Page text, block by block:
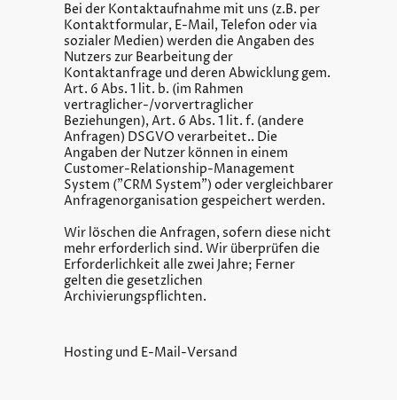
Bei der Kontaktaufnahme mit uns (z.B. per
Kontaktformular, E-Mail, Telefon oder via
sozialer Medien) werden die Angaben des
Nutzers zur Bearbeitung der
Kontaktanfrage und deren Abwicklung gem.
Art. 6 Abs. 1 lit. b. (im Rahmen
vertraglicher-/vorvertraglicher
Beziehungen), Art. 6 Abs. 1 lit. f. (andere
Anfragen) DSGVO verarbeitet.. Die
Angaben der Nutzer können in einem
Customer-Relationship-Management
System ("CRM System") oder vergleichbarer
Anfragenorganisation gespeichert werden.
Wir löschen die Anfragen, sofern diese nicht
mehr erforderlich sind. Wir überprüfen die
Erforderlichkeit alle zwei Jahre; Ferner
gelten die gesetzlichen
Archivierungspflichten.
Hosting und E-Mail-Versand